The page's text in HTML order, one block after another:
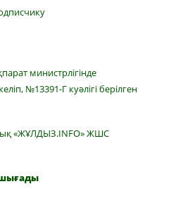
министрлігінде
№13391-Г куәлігі берілген
«ЖҰЛДЫЗ.INFO» ЖШС
шығады